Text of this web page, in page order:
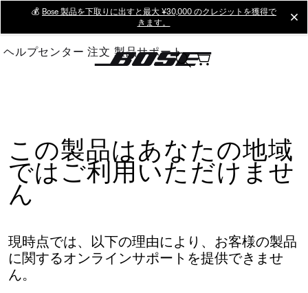
Main
💰 Bose 製品を下取りに出すと最大 ¥30,000 のクレジットを獲得で
きます。
ヘルプセンター 注文 製品サポート
この製品はあなたの地域
ではご利用いただけませ
ん
現時点では、以下の理由により、お客様の製品
に関するオンラインサポートを提供できませ
ん。